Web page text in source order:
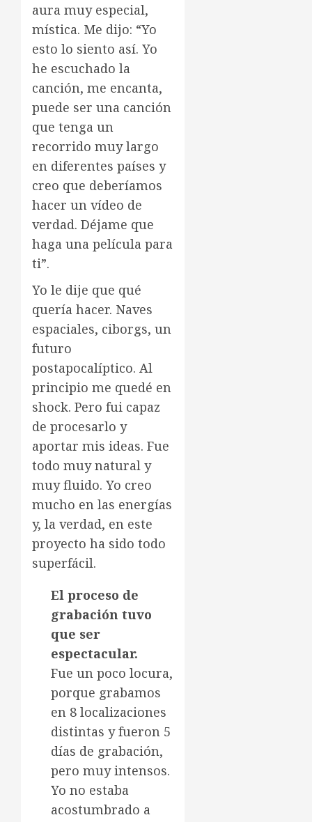
aura muy especial,
mística. Me dijo: “Yo
esto lo siento así. Yo
he escuchado la
canción, me encanta,
puede ser una canción
que tenga un
recorrido muy largo
en diferentes países y
creo que deberíamos
hacer un vídeo de
verdad. Déjame que
haga una película para
ti”.
Yo le dije que qué
quería hacer. Naves
espaciales, ciborgs, un
futuro
postapocalíptico. Al
principio me quedé en
shock. Pero fui capaz
de procesarlo y
aportar mis ideas. Fue
todo muy natural y
muy fluido. Yo creo
mucho en las energías
y, la verdad, en este
proyecto ha sido todo
superfácil.
El proceso de
grabación tuvo
que ser
espectacular.
Fue un poco locura,
porque grabamos
en 8 localizaciones
distintas y fueron 5
días de grabación,
pero muy intensos.
Yo no estaba
acostumbrado a